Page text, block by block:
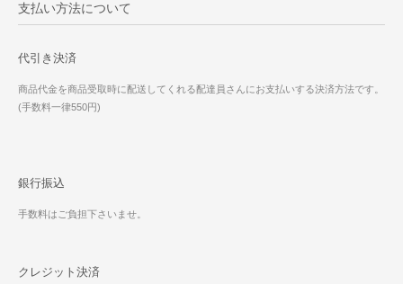
支払い方法について
代引き決済
商品代金を商品受取時に配送してくれる配達員さんにお支払いする決済方法です。
(手数料一律550円)
銀行振込
手数料はご負担下さいませ。
クレジット決済